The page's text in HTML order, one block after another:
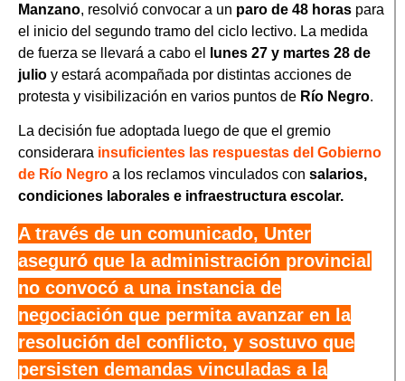
Manzano, resolvió convocar a un paro de 48 horas para
el inicio del segundo tramo del ciclo lectivo. La medida
de fuerza se llevará a cabo el
lunes 27 y martes 28 de
julio y estará acompañada por distintas acciones de
protesta y visibilización en varios puntos de Río Negro.
La decisión fue adoptada luego de que el gremio
considerara insuficientes las respuestas del Gobierno
de Río Negro a los reclamos vinculados con salarios,
condiciones laborales e infraestructura escolar.
A través de un comunicado, Unter
aseguró que la administración provincial
no convocó a una instancia de
negociación que permita avanzar en la
resolución del conflicto, y sostuvo que
persisten demandas vinculadas a la